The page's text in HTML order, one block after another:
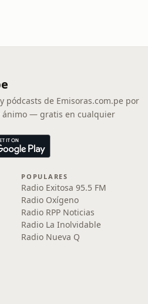
pódcasts de Emisoras.com.pe por
ánimo — gratis en cualquier
POPULARES
Radio Exitosa 95.5 FM
Radio Oxígeno
Radio RPP Noticias
Radio La Inolvidable
Radio Nueva Q